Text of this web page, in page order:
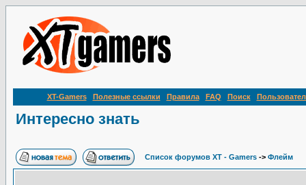
XT-Gamers Полезные ссылки Правила FAQ Поиск
Интересно знать
Список форумов XT - Gamers -> Флейм